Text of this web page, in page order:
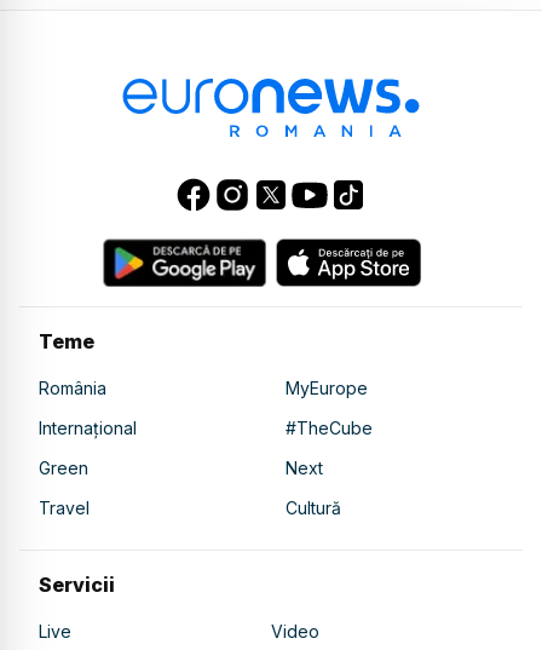
Teme
România
MyEurope
Internațional
#TheCube
Green
Next
Travel
Cultură
Servicii
Live Video